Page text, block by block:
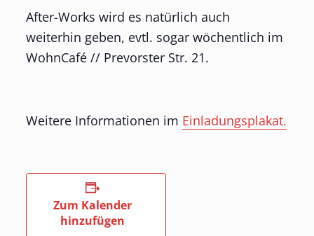
After-Works wird es natürlich auch
weiterhin geben, evtl. sogar wöchentlich im
WohnCafé // Prevorster Str. 21.
Weitere Informationen im Einladungsplakat.
Zum Kalender
hinzufügen